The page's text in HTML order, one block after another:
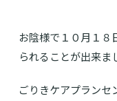
お陰様で１０月１８
られることが出来ま
ごりきケアプランセ